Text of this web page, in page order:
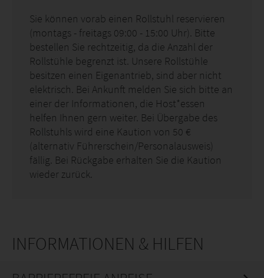
Sie können vorab einen Rollstuhl reservieren
(montags - freitags 09:00 - 15:00 Uhr). Bitte
bestellen Sie rechtzeitig, da die Anzahl der
Rollstühle begrenzt ist. Unsere Rollstühle
besitzen einen Eigenantrieb, sind aber nicht
elektrisch. Bei Ankunft melden Sie sich bitte an
einer der Informationen, die Host*essen
helfen Ihnen gern weiter. Bei Übergabe des
Rollstuhls wird eine Kaution von 50 €
(alternativ Führerschein/Personalausweis)
fällig. Bei Rückgabe erhalten Sie die Kaution
wieder zurück.
INFORMATIONEN & HILFEN